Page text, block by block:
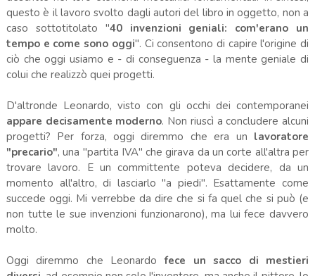
questo è il lavoro svolto dagli autori del libro in oggetto, non a
caso sottotitolato "40 invenzioni geniali: com'erano un
tempo e come sono oggi". Ci consentono di capire l'origine di
ciò che oggi usiamo e - di conseguenza - la mente geniale di
colui che realizzò quei progetti.
D'altronde Leonardo, visto con gli occhi dei contemporanei
appare decisamente moderno. Non riuscì a concludere alcuni
progetti? Per forza, oggi diremmo che era un lavoratore
"precario", una "partita IVA" che girava da un corte all'altra per
trovare lavoro. E un committente poteva decidere, da un
momento all'altro, di lasciarlo "a piedi". Esattamente come
succede oggi. Mi verrebbe da dire che si fa quel che si può (e
non tutte le sue invenzioni funzionarono), ma lui fece davvero
molto.
Oggi diremmo che Leonardofece un sacco di mestieri